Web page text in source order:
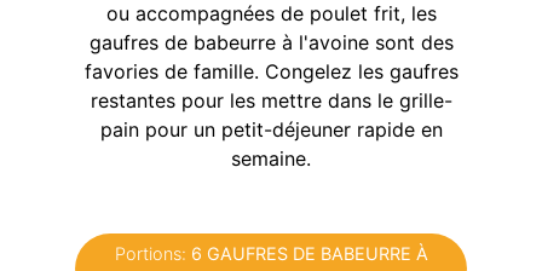
ou accompagnées de poulet frit, les
gaufres de babeurre à l'avoine sont des
favories de famille. Congelez les gaufres
restantes pour les mettre dans le grille-
pain pour un petit-déjeuner rapide en
semaine.
Portions: 6 GAUFRES DE BABEURRE À